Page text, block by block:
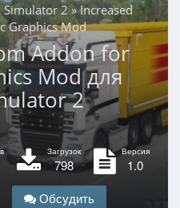
Simulator 2 » Increased
Graphics Mod
Addon for
Mod для
2
Загрузок
798
Версия
1.0
Обсудить